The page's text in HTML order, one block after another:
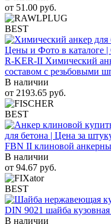
от 51.00 руб.
BEST
R-KER-II Химический
составом с резьбовыми
В наличии
от 2193.65 руб.
BEST
FBN II клиновой
В наличии
от 94.67 руб.
BEST
DIN 9021 шайба
В наличии